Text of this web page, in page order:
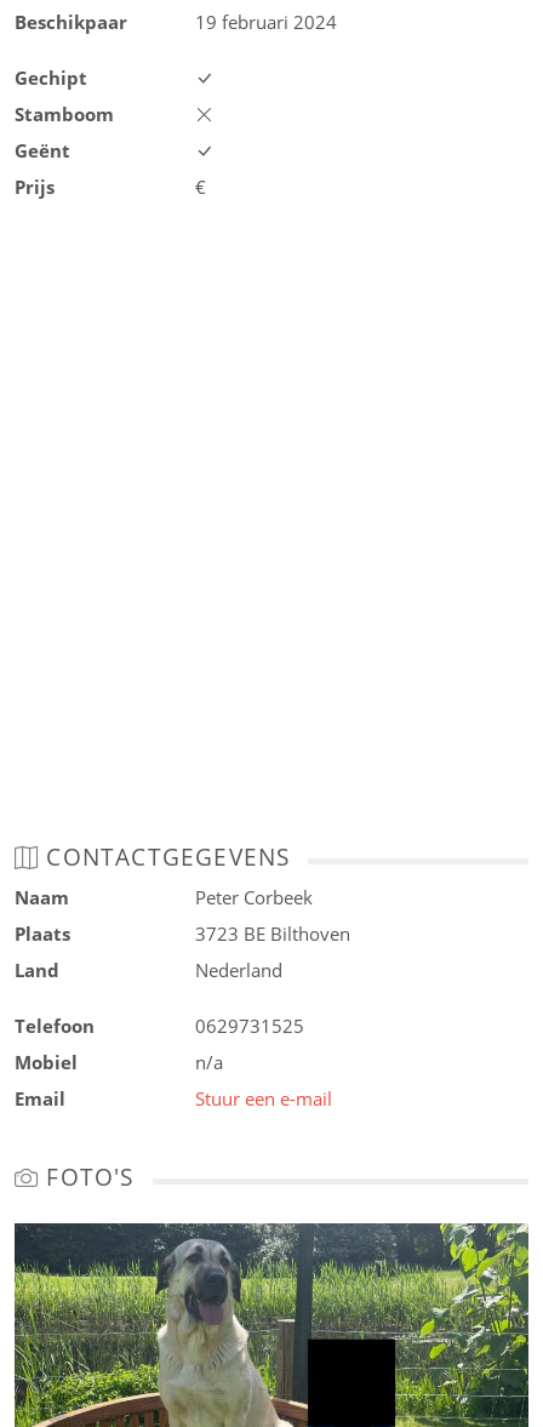
Beschikpaar
19 februari 2024
Gechipt
Stamboom
Geënt
Prijs
€
CONTACTGEGEVENS
Naam
Peter Corbeek
Plaats
3723 BE Bilthoven
Land
Nederland
Telefoon
0629731525
Mobiel
n/a
Email
Stuur een e-mail
FOTO'S